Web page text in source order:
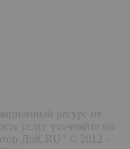
ресурс не
услуг уточняйте по
ДоК.RU" © 2012 -